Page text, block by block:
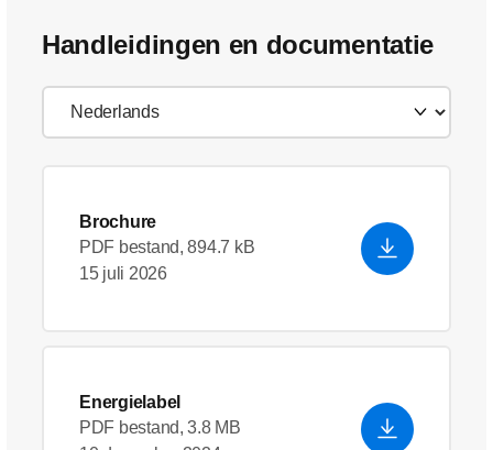
Handleidingen en documentatie
Brochure
PDF bestand, 894.7 kB
15 juli 2026
Energielabel
PDF bestand, 3.8 MB